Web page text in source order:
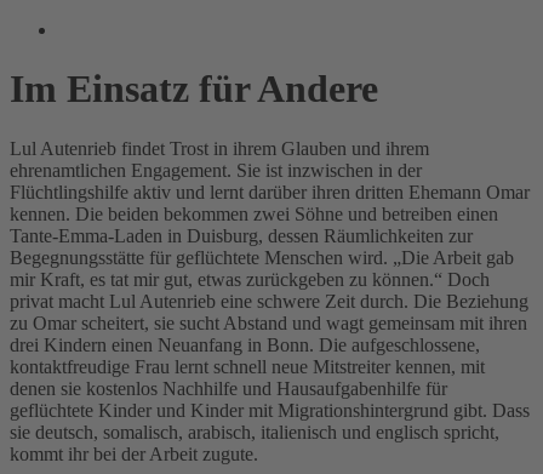
Im Einsatz für Andere
Lul Autenrieb findet Trost in ihrem Glauben und ihrem
ehrenamtlichen Engagement. Sie ist inzwischen in der
Flüchtlingshilfe aktiv und lernt darüber ihren dritten Ehemann Omar
kennen. Die beiden bekommen zwei Söhne und betreiben einen
Tante-Emma-Laden in Duisburg, dessen Räumlichkeiten zur
Begegnungsstätte für geflüchtete Menschen wird. „Die Arbeit gab
mir Kraft, es tat mir gut, etwas zurückgeben zu können.“ Doch
privat macht Lul Autenrieb eine schwere Zeit durch. Die Beziehung
zu Omar scheitert, sie sucht Abstand und wagt gemeinsam mit ihren
drei Kindern einen Neuanfang in Bonn. Die aufgeschlossene,
kontaktfreudige Frau lernt schnell neue Mitstreiter kennen, mit
denen sie kostenlos Nachhilfe und Hausaufgabenhilfe für
geflüchtete Kinder und Kinder mit Migrationshintergrund gibt. Dass
sie deutsch, somalisch, arabisch, italienisch und englisch spricht,
kommt ihr bei der Arbeit zugute.